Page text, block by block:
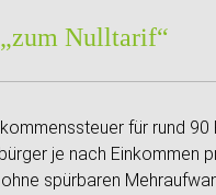
Nulltarif“
für rund
je nach Einkommen
spürbaren